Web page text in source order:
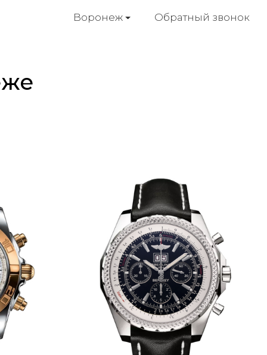
Воронеж Обратный звонок